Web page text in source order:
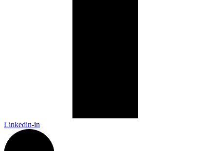
Linkedin-in